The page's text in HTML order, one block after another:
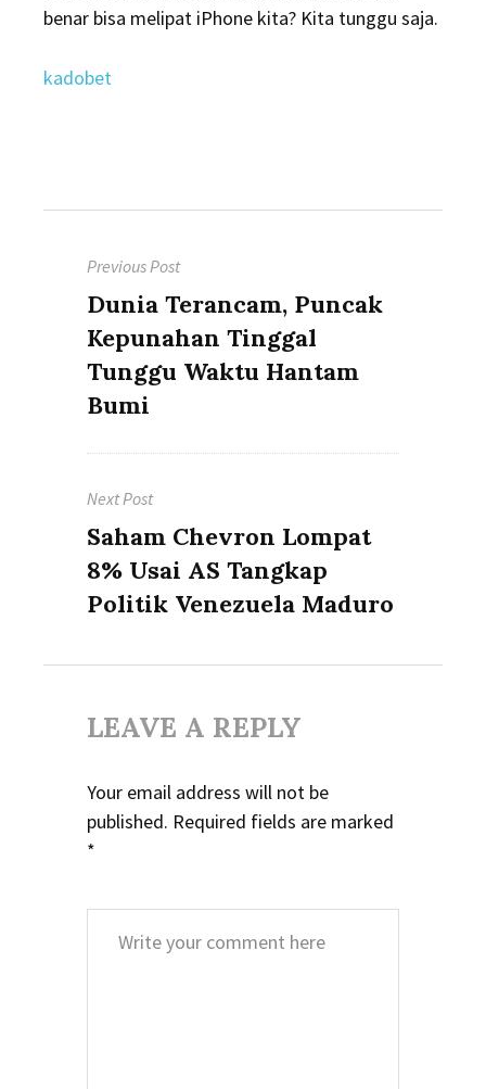
benar bisa melipat iPhone kita? Kita tunggu saja.
kadobet
navigation
Previous Post
Previous
post:
Dunia Terancam, Puncak
Kepunahan Tinggal
Tunggu Waktu Hantam
Bumi
Next Post
Next
post:
Saham Chevron Lompat
8% Usai AS Tangkap
Politik Venezuela Maduro
LEAVE A REPLY
Your email address will not be
published. Required fields are marked
*